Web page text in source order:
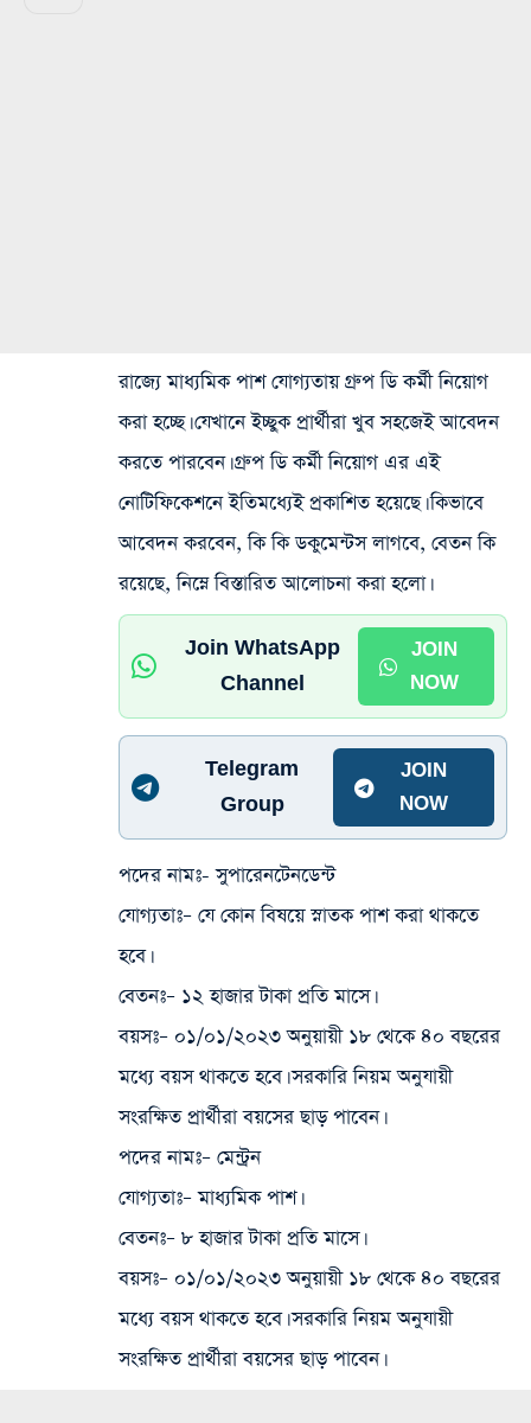
রাজ্যে মাধ্যমিক পাশ যোগ্যতায় গ্রুপ ডি কর্মী নিয়োগ
করা হচ্ছে। যেখানে ইচ্ছুক প্রার্থীরা খুব সহজেই আবেদন
করতে পারবেন। গ্রুপ ডি কর্মী নিয়োগ এর এই
নোটিফিকেশনে ইতিমধ্যেই প্রকাশিত হয়েছে। কিভাবে
আবেদন করবেন, কি কি ডকুমেন্টস লাগবে, বেতন কি
রয়েছে, নিম্নে বিস্তারিত আলোচনা করা হলো।
Join WhatsApp
Channel
JOIN
NOW
Telegram
Group
JOIN
NOW
পদের নামঃ- সুপারেনটেনডেন্ট
যোগ্যতাঃ– যে কোন বিষয়ে স্নাতক পাশ করা থাকতে
হবে।
বেতনঃ– ১২ হাজার টাকা প্রতি মাসে।
বয়সঃ– ০১/০১/২০২৩ অনুয়ায়ী ১৮ থেকে ৪০ বছরের
মধ্যে বয়স থাকতে হবে। সরকারি নিয়ম অনুযায়ী
সংরক্ষিত প্রার্থীরা বয়সের ছাড় পাবেন।
পদের নামঃ– মেন্ট্রন
যোগ্যতাঃ– মাধ্যমিক পাশ।
বেতনঃ– ৮ হাজার টাকা প্রতি মাসে।
বয়সঃ– ০১/০১/২০২৩ অনুয়ায়ী ১৮ থেকে ৪০ বছরের
মধ্যে বয়স থাকতে হবে। সরকারি নিয়ম অনুযায়ী
সংরক্ষিত প্রার্থীরা বয়সের ছাড় পাবেন।